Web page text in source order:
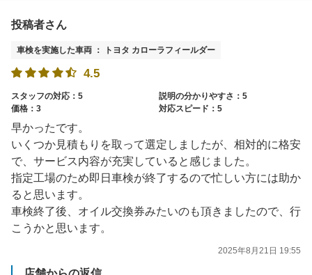
投稿者さん
車検を実施した車両 ： トヨタ カローラフィールダー
4.5
スタッフの対応：5
説明の分かりやすさ：5
価格：3
対応スピード：5
早かったです。
いくつか見積もりを取って選定しましたが、相対的に格安
で、サービス内容が充実していると感じました。
指定工場のため即日車検が終了するので忙しい方には助か
ると思います。
車検終了後、オイル交換券みたいのも頂きましたので、行
こうかと思います。
2025年8月21日 19:55